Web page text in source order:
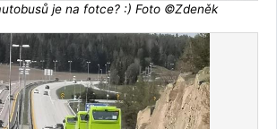
je na fotce? :) Foto ©Zdeněk